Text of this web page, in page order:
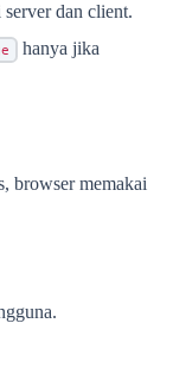
server dan client.
hanya jika
browser memakai